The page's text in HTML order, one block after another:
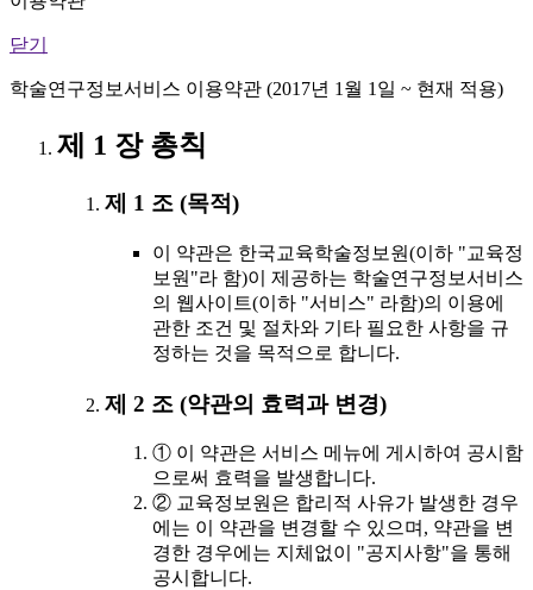
닫기
학술연구정보서비스 이용약관 (2017년 1월 1일 ~ 현재 적용)
제 1 장 총칙
제 1 조 (목적)
이 약관은 한국교육학술정보원(이하 "교육정
보원"라 함)이 제공하는 학술연구정보서비스
의 웹사이트(이하 "서비스" 라함)의 이용에
관한 조건 및 절차와 기타 필요한 사항을 규
정하는 것을 목적으로 합니다.
제 2 조 (약관의 효력과 변경)
① 이 약관은 서비스 메뉴에 게시하여 공시함
으로써 효력을 발생합니다.
② 교육정보원은 합리적 사유가 발생한 경우
에는 이 약관을 변경할 수 있으며, 약관을 변
경한 경우에는 지체없이 "공지사항"을 통해
공시합니다.